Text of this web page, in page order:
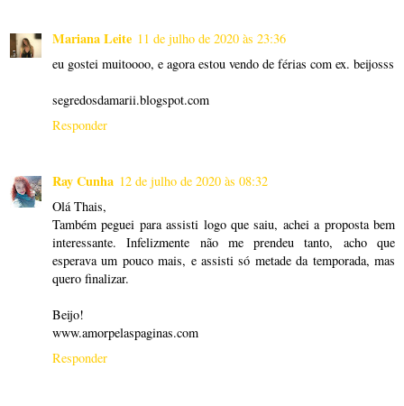
Mariana Leite 11 de julho de 2020 às 23:36
eu gostei muitoooo, e agora estou vendo de férias com ex. beijosss
segredosdamarii.blogspot.com
Responder
Ray Cunha 12 de julho de 2020 às 08:32
Olá Thais,
Também peguei para assisti logo que saiu, achei a proposta bem
interessante. Infelizmente não me prendeu tanto, acho que
esperava um pouco mais, e assisti só metade da temporada, mas
quero finalizar.
Beijo!
www.amorpelaspaginas.com
Responder